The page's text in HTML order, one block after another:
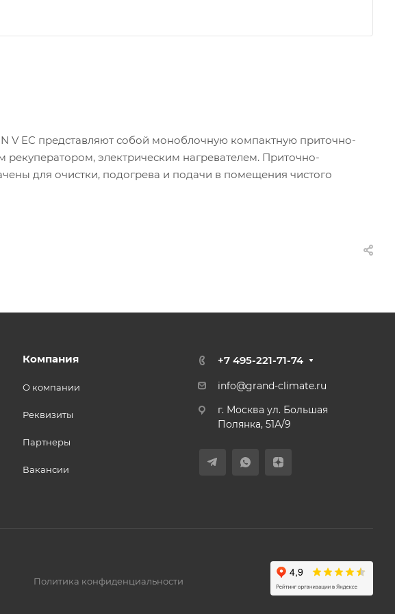
V EC представляют собой моноблочную компактную приточно-
электрическим нагревателем. Приточно-
для очистки, подогрева и подачи в помещения чистого
Компания
О компании
Реквизиты
Партнеры
Вакансии
+7 495-221-71-74
info@grand-climate.ru
г. Москва ул. Большая
Полянка, 51А/9
Политика конфиденциальности